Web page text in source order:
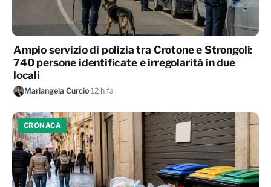
Ampio servizio di polizia tra Crotone e Strongoli:
740 persone identificate e irregolarità in due
locali
Mariangela Curcio·12 h fa
CRONACA